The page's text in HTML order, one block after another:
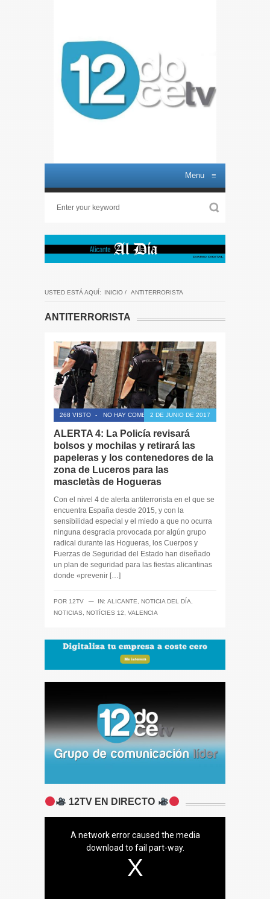
Menu ≡
USTED ESTÁ AQUÍ: INICIO / ANTITERRORISTA
ANTITERRORISTA
268 VISTO - NO HAY COMENTARIOS2 DE JUNIO DE 2017
ALERTA 4: La Policía revisará
bolsos y mochilas y retirará las
papeleras y los contenedores de la
zona de Luceros para las
mascletàs de Hogueras
Con el nivel 4 de alerta antiterrorista en el que se
encuentra España desde 2015, y con la
sensibilidad especial y el miedo a que no ocurra
ninguna desgracia provocada por algún grupo
radical durante las Hogueras, los Cuerpos y
Fuerzas de Seguridad del Estado han diseñado
un plan de seguridad para las fiestas alicantinas
donde «prevenir […]
POR 12TV ─ IN: ALICANTE, NOTICIA DEL DÍA,
NOTICIAS, NOTÍCIES 12, VALENCIA
12TV EN DIRECTO
A network error caused the media
download to fail part-way.